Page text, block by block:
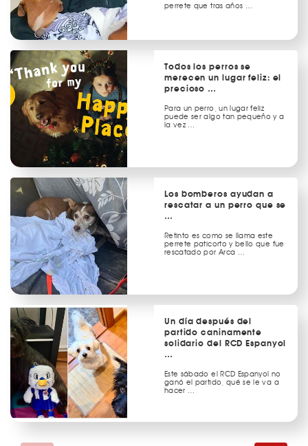
perrete que tras años …
Todos los perros se
merecen un lugar feliz: el
precioso …
Para un perro, un lugar feliz
puede ser algo tan pequeño y a
la vez …
Los bomberos ayudan a
rescatar a un perro que se
…
Retinto es como se llama este
perrete paticorto y bello que fue
rescatado por Arca …
Un día después del
partido caninamente
solidario del RCD Espanyol
…
Este sábado el RCD Espanyol no
ganó el partido, qué se le va a
hacer …